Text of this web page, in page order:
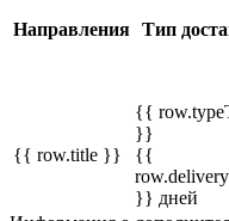
Направления Тип
{{ row.title }}
{{
}}
{{
}} дней